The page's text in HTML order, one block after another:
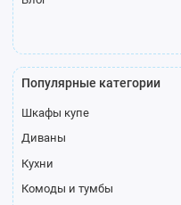
Популярные категории
Шкафы купе
Диваны
Кухни
Комоды и тумбы